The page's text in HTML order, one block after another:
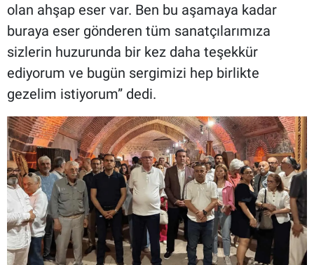
olan ahşap eser var. Ben bu aşamaya kadar
buraya eser gönderen tüm sanatçılarımıza
sizlerin huzurunda bir kez daha teşekkür
ediyorum ve bugün sergimizi hep birlikte
gezelim istiyorum” dedi.